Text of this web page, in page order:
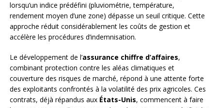
lorsqu’un indice prédéfini (pluviométrie, température,
rendement moyen d’une zone) dépasse un seuil critique. Cette
approche réduit considérablement les coûts de gestion et
accélère les procédures d’indemnisation.
Le développement de l’assurance chiffre d’affaires,
combinant protection contre les aléas climatiques et
couverture des risques de marché, répond à une attente forte
des exploitants confrontés à la volatilité des prix agricoles. Ces
contrats, déjà répandus aux États-Unis, commencent à faire